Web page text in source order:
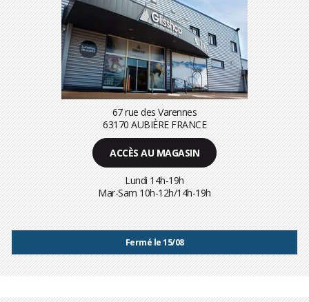
67 rue des Varennes
63170 AUBIÈRE FRANCE
ACCÈS AU MAGASIN
Lundi 14h-19h
Mar-Sam 10h-12h/14h-19h
Fermé le 15/08